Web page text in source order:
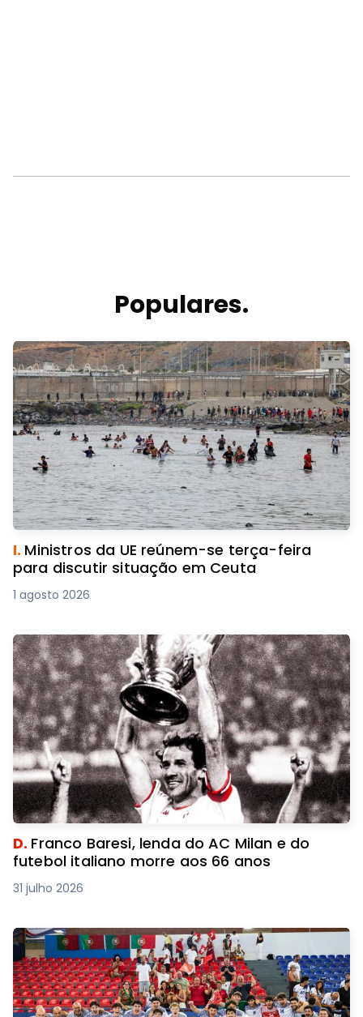
Populares.
I. Ministros da UE reúnem-se terça-feira
para discutir situação em Ceuta
1 agosto 2026
D. Franco Baresi, lenda do AC Milan e do
futebol italiano morre aos 66 anos
31 julho 2026